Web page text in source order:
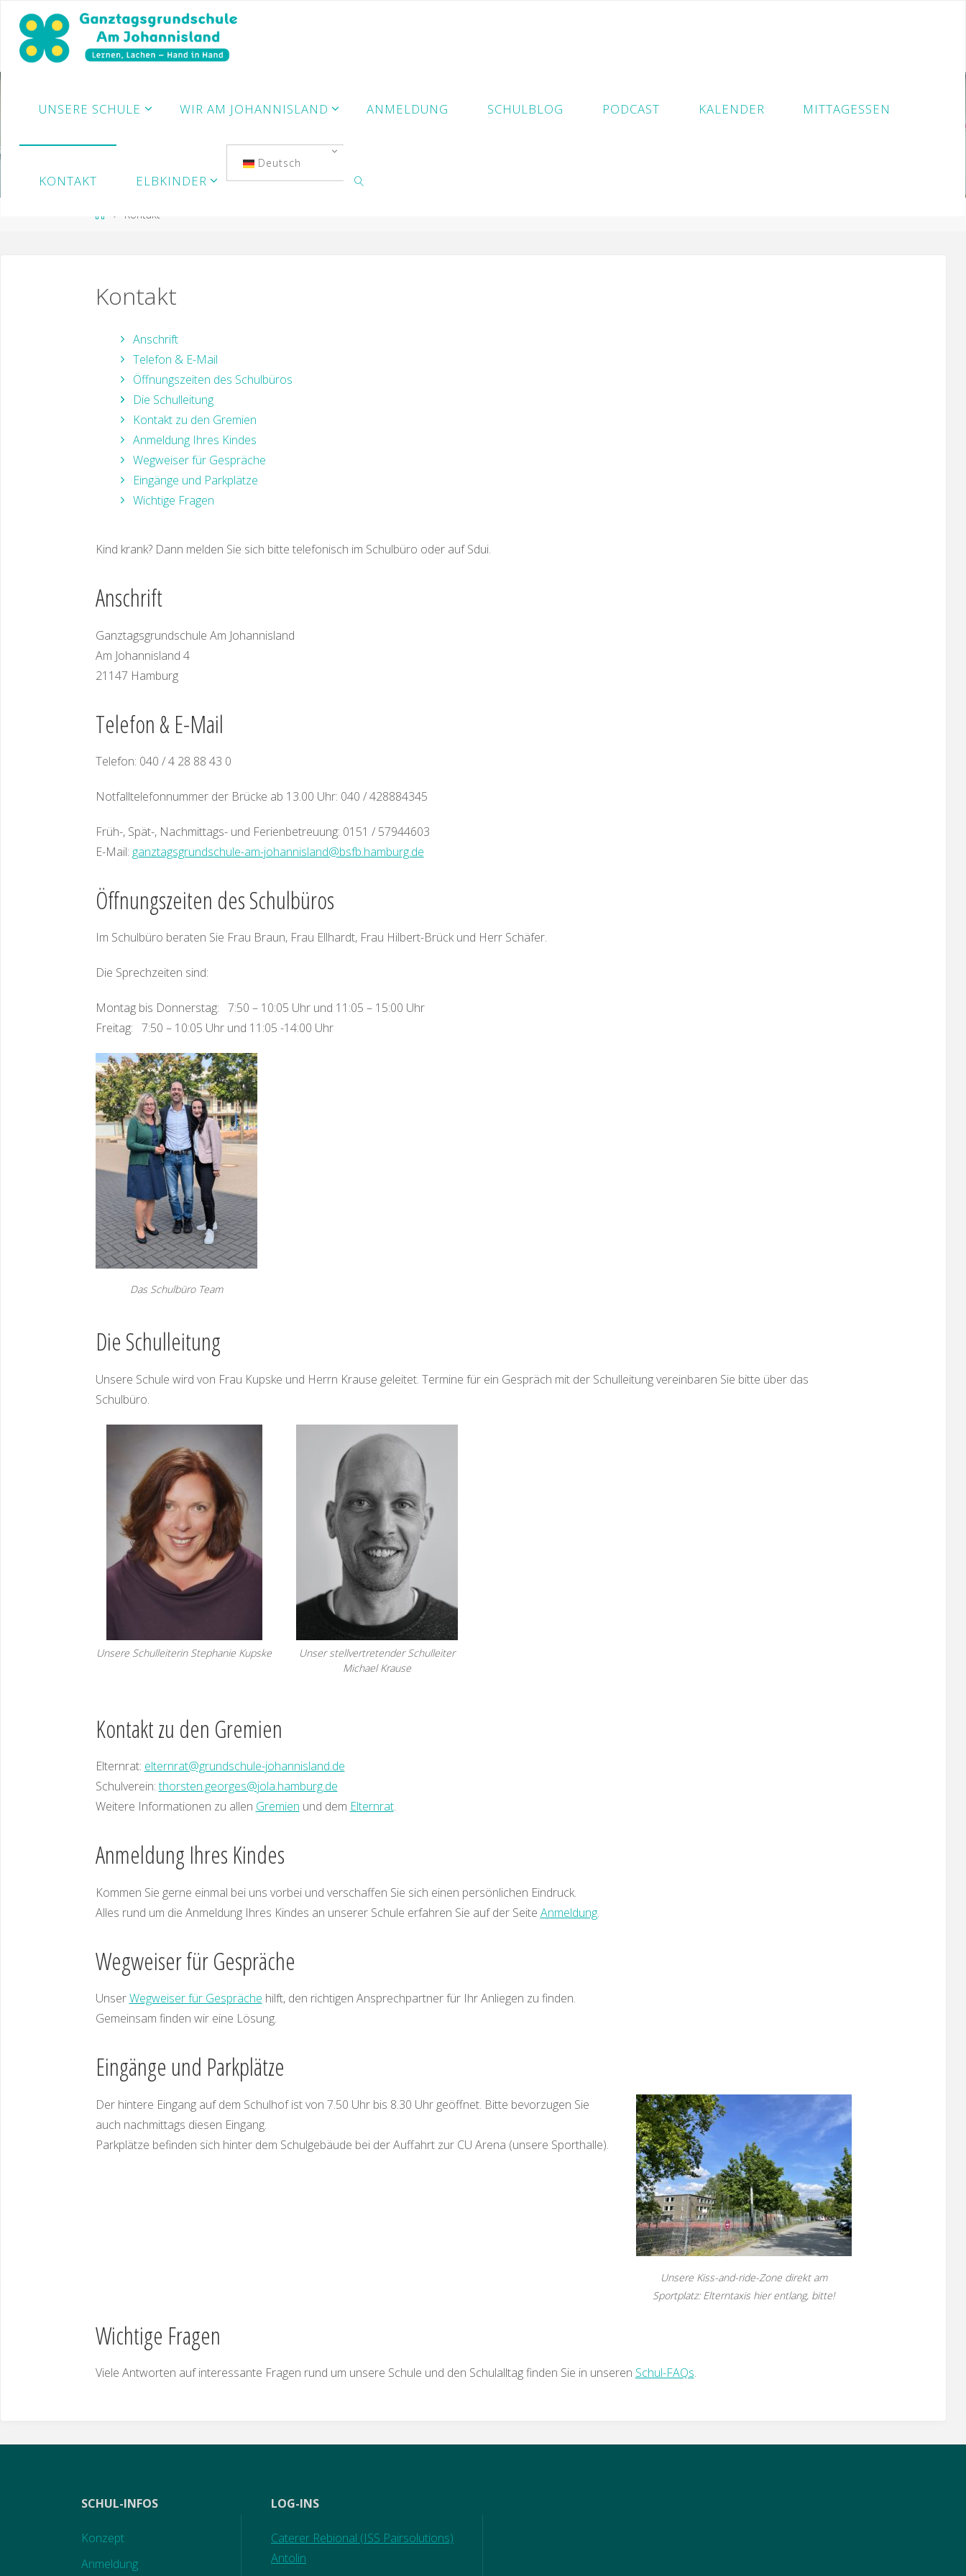
Inhalt
springen
UNSERE SCHULE WIR AM JOHANNISLAND ANMELDUNG SCHULBLOG PODCAST KALENDER MITTAGESSEN
KONTAKT ELBKINDER
Deutsch
StartKontakt
Kontakt
Anschrift
Telefon & E-Mail
Öffnungszeiten des Schulbüros
Die Schulleitung
Kontakt zu den Gremien
Anmeldung Ihres Kindes
Wegweiser für Gespräche
Eingänge und Parkplätze
Wichtige Fragen
Kind krank? Dann melden Sie sich bitte telefonisch im Schulbüro oder auf Sdui.
Anschrift
Ganztagsgrundschule Am Johannisland
Am Johannisland 4
21147 Hamburg
Telefon & E-Mail
Telefon: 040 / 4 28 88 43 0
Notfalltelefonnummer der Brücke ab 13.00 Uhr: 040 / 428884345
Früh-, Spät-, Nachmittags- und Ferienbetreuung: 0151 / 57944603
E-Mail: ganztagsgrundschule-am-johannisland@bsfb.hamburg.de
Öffnungszeiten des Schulbüros
Im Schulbüro beraten Sie Frau Braun, Frau Ellhardt, Frau Hilbert-Brück und Herr Schäfer.
Die Sprechzeiten sind:
Montag bis Donnerstag: 7:50 – 10:05 Uhr und 11:05 – 15:00 Uhr
Freitag: 7:50 – 10:05 Uhr und 11:05 -14:00 Uhr
Das Schulbüro Team
Die Schulleitung
Unsere Schule wird von Frau Kupske und Herrn Krause geleitet. Termine für ein Gespräch mit der Schulleitung vereinbaren Sie bitte über das
Schulbüro.
Unsere Schulleiterin Stephanie Kupske
Unser stellvertretender Schulleiter
Michael Krause
Kontakt zu den Gremien
Elternrat: elternrat@grundschule-johannisland.de
Schulverein:thorsten.georges@jola.hamburg.de
Weitere Informationen zu allen Gremien und dem Elternrat.
Anmeldung Ihres Kindes
Kommen Sie gerne einmal bei uns vorbei und verschaffen Sie sich einen persönlichen Eindruck.
Alles rund um die Anmeldung Ihres Kindes an unserer Schule erfahren Sie auf der Seite Anmeldung.
Wegweiser für Gespräche
UnserWegweiser für Gespräche hilft, den richtigen Ansprechpartner für Ihr Anliegen zu finden.
Gemeinsam finden wir eine Lösung.
Eingänge und Parkplätze
Unsere Kiss-and-ride-Zone direkt am
Sportplatz: Elterntaxis hier entlang, bitte!
Der hintere Eingang auf dem Schulhof ist von 7.50 Uhr bis 8.30 Uhr geöffnet. Bitte bevorzugen Sie
auch nachmittags diesen Eingang.
Parkplätze befinden sich hinter dem Schulgebäude bei der Auffahrt zur CU Arena (unsere Sporthalle).
Wichtige Fragen
Viele Antworten auf interessante Fragen rund um unsere Schule und den Schulalltag finden Sie in unseren Schul-FAQs.
SCHUL-INFOS
Konzept
Anmeldung
LOG-INS
Caterer Rebional (ISS Pairsolutions)
Antolin